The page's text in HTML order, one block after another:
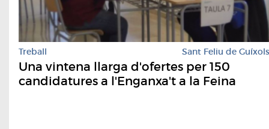
Treball Sant Feliu de Guíxols
Una vintena llarga d'ofertes per 150
candidatures a l'Enganxa't a la Feina